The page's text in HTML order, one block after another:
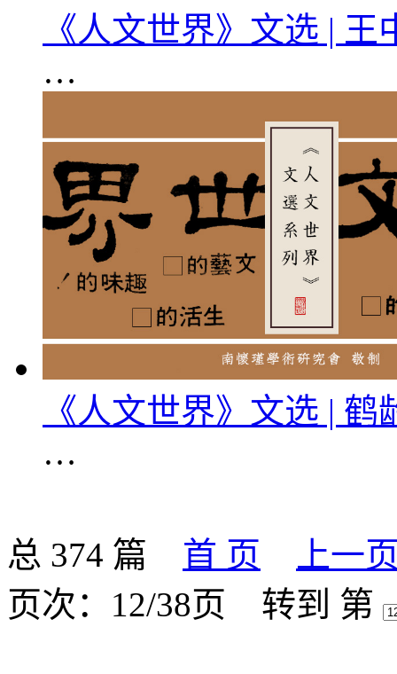
《人文世界》文选 |
…
《人文世界》文选 |
…
总 374 篇 首 页
上一
页次：12/38页
转到 第